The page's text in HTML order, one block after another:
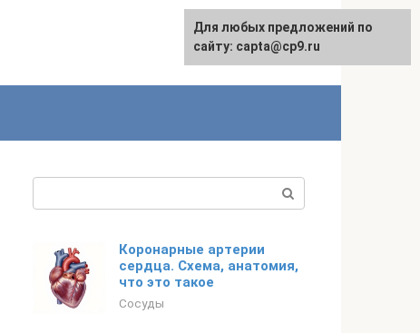
Коронарные артерии
сердца. Схема, анатомия,
что это такое
Сосуды
Для любых предложений по
сайту: capta@cp9.ru